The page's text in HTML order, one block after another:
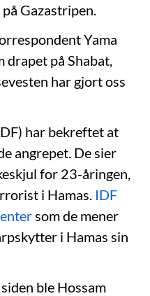
Gazastripen.
Yama
på Shabat,
har gjort oss
har bekreftet at
angrepet. De sier
for 23-åringen,
i Hamas. IDF
som de mener
i Hamas sin
ble Hossam